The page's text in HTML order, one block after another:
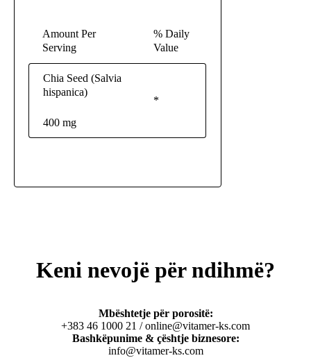
Amount Per
Serving
% Daily
Value
Chia Seed (Salvia
hispanica)
400 mg
*
Keni nevojë për ndihmë?
Mbështetje për porositë:
+383 46 1000 21 / online@vitamer-ks.com
Bashkëpunime & çështje biznesore:
info@vitamer-ks.com